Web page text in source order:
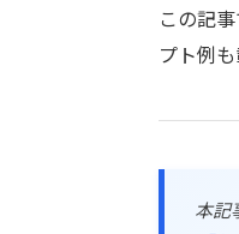
この記
プト例
本記